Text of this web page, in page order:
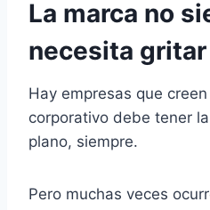
La marca no
necesita gritar
Hay empresas que
corporativo debe tener
plano, siempre.
Pero muchas veces